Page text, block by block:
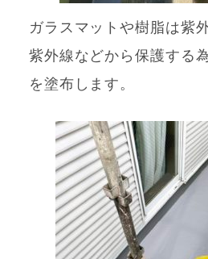
ガラスマットや樹脂は紫
紫外線などから保護する
を塗布します。